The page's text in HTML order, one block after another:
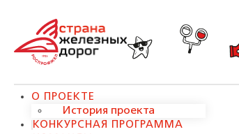
О ПРОЕКТЕ
История проекта
КОНКУРСНАЯ ПРОГРАММА